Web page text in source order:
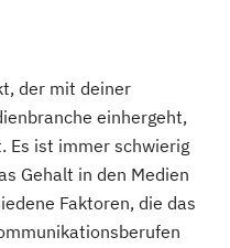
der mit deiner
einhergeht,
Es ist immer schwierig
Gehalt in den Medien
Faktoren, die das